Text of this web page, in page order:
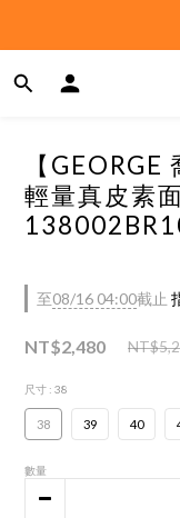
【
輕量真皮素
至08/16 04:00截止
NT$2,480
尺寸 : 38
38 39 40
數量